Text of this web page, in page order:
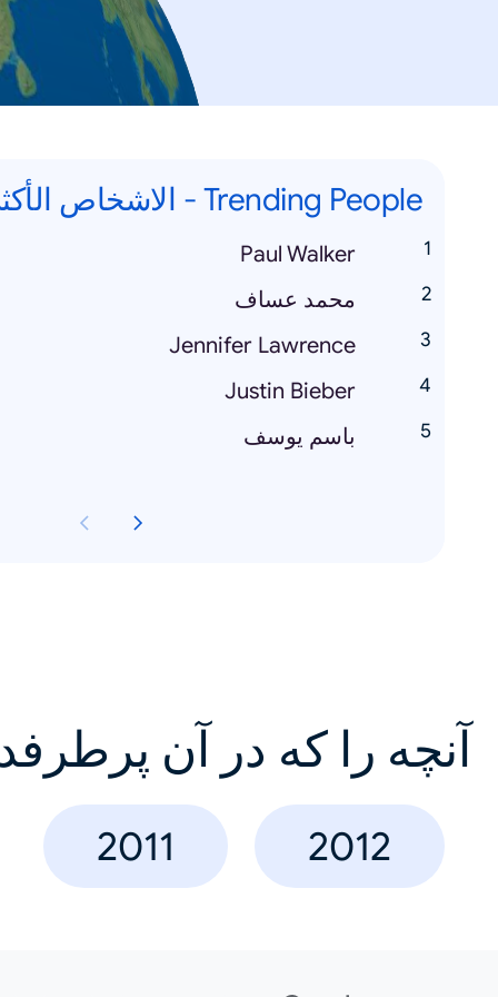
Trending People - الاشخاص الأكثر رواجاً
Paul Walker
محمد عساف
Jennifer Lawrence
Justin Bieber
باسم يوسف
آنچه را که در آن
2012
2011